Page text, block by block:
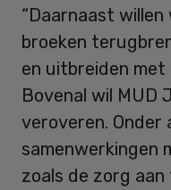
“Daarnaast
broeken
en uitbreiden
Bovenal wil MUD
veroveren. Onder
samenwerkingen
zoals de zorg aan